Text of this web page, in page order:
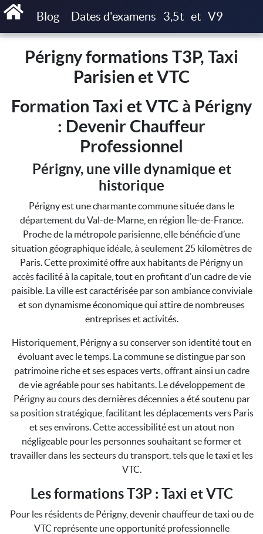
Blog Dates d'examens 3,5t et V9
Accueil Périgny formations T3P, Taxi Parisien et VTC
Périgny formations T3P, Taxi
Parisien et VTC
Formation Taxi et VTC à Périgny
: Devenir Chauffeur
Professionnel
Périgny, une ville dynamique et
historique
Périgny est une charmante commune située dans le
département du Val-de-Marne, en région Île-de-France.
Proche de la métropole parisienne, elle bénéficie d’une
situation géographique idéale, à seulement 25 kilomètres de
Paris. Cette proximité offre aux habitants de Périgny un
accès facilité à la capitale, tout en profitant d’un cadre de vie
paisible. La ville est caractérisée par son ambiance conviviale
et son dynamisme économique qui attire de nombreuses
entreprises et activités.
Historiquement, Périgny a su conserver son identité tout en
évoluant avec le temps. La commune se distingue par son
patrimoine riche et ses espaces verts, offrant ainsi un cadre
de vie agréable pour ses habitants. Le développement de
Périgny au cours des dernières décennies a été soutenu par
sa position stratégique, facilitant les déplacements vers Paris
et ses environs. Cette accessibilité est un atout non
négligeable pour les personnes souhaitant se former et
travailler dans les secteurs du transport, tels que le taxi et les
VTC.
Les formations T3P : Taxi et VTC
Pour les résidents de Périgny, devenir chauffeur de taxi ou de
VTC représente une opportunité professionnelle